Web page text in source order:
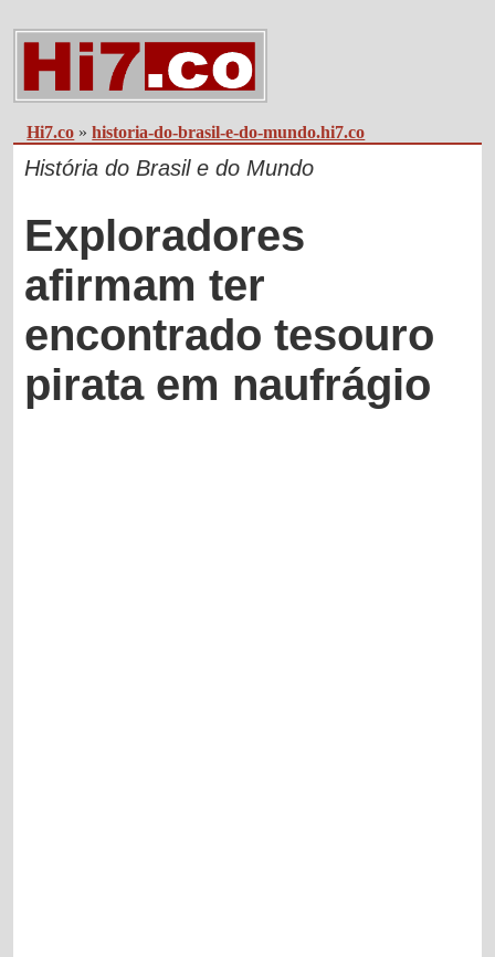
Hi7.co »historia-do-brasil-e-do-mundo.hi7.co
História do Brasil e do Mundo
Exploradores
afirmam ter
encontrado tesouro
pirata em naufrágio